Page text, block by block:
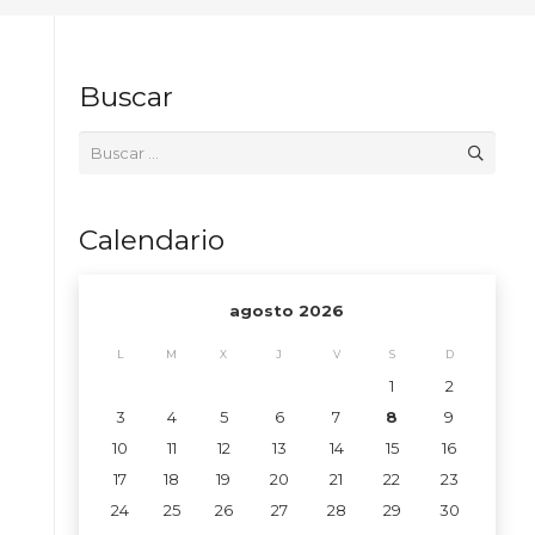
Buscar
Calendario
agosto 2026
L M X J V S D
1
2
3
4 5 6 7 8
9
10
11 12 13 14 15
16
17
18 19 20 21 22
23
24
25 26 27 28 29
30